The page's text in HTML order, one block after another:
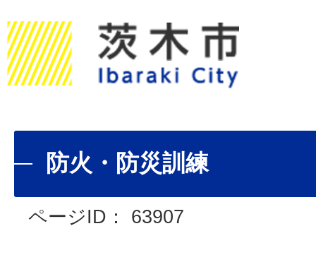
防火・防災訓練
ページID： 63907